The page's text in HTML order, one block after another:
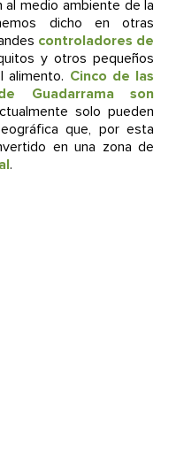
al medio ambiente de la
dicho en otras
controladores de
y otros pequeños
alimento. Cinco de las
Guadarrama son
solo pueden
que, por esta
en una zona de
.